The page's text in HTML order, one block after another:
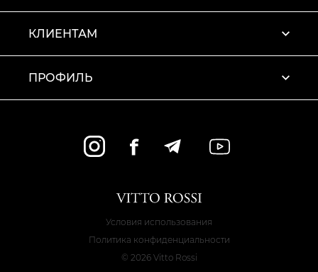
КЛИЕНТАМ
ПРОФИЛЬ
Условия использования
Политика конфиденциальности
© 2026 Vitto Rossi